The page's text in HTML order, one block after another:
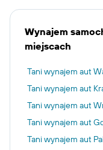
Wynajem
miejscach
Tani wynajem aut
Tani wynajem aut
Tani wynajem aut
Tani wynajem aut
Tani wynajem aut